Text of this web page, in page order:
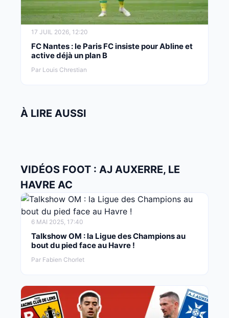
17 JUIL 2026, 12:20
FC Nantes : le Paris FC insiste pour Abline et
active déjà un plan B
Par Louis Chrestian
À LIRE AUSSI
VIDÉOS FOOT : AJ AUXERRE, LE
HAVRE AC
6 MAI 2025, 17:40
Talkshow OM : la Ligue des Champions au
bout du pied face au Havre !
Par Fabien Chorlet